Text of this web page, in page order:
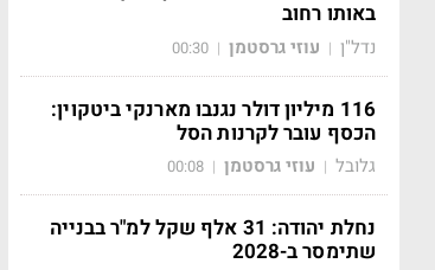
באותו רחוב
נדל"ן | עוזי גרסטמן |
00:30
116 מיליון דולר נגנבו מארנקי ביטקוין:
הכסף עובר לקרנות הסל
גלובל | עוזי גרסטמן |
00:08
נחלת יהודה: 31 אלף שקל למ"ר בבנייה
שתימסר ב-2028